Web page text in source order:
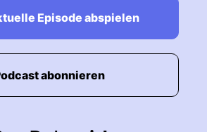
Episode abspielen
abonnieren